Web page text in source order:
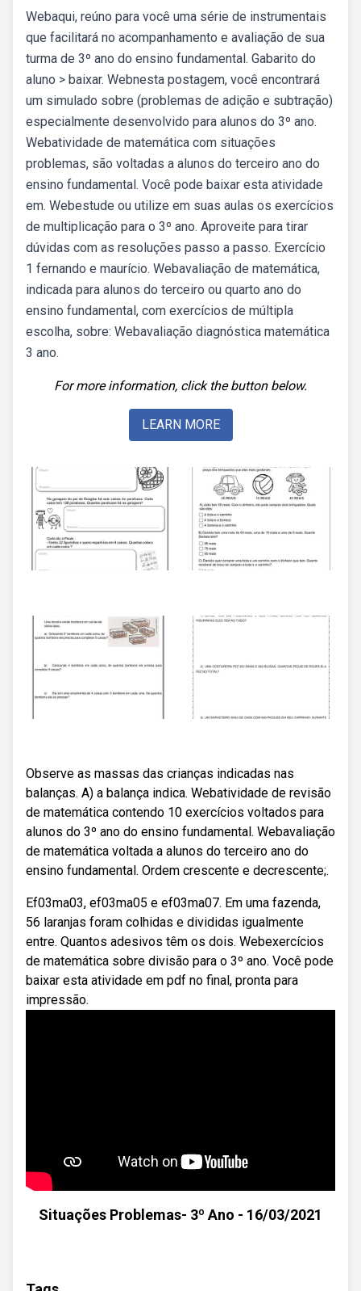
Webaqui, reúno para você uma série de instrumentais
que facilitará no acompanhamento e avaliação de sua
turma de 3º ano do ensino fundamental. Gabarito do
aluno > baixar. Webnesta postagem, você encontrará
um simulado sobre (problemas de adição e subtração)
especialmente desenvolvido para alunos do 3º ano.
Webatividade de matemática com situações
problemas, são voltadas a alunos do terceiro ano do
ensino fundamental. Você pode baixar esta atividade
em. Webestude ou utilize em suas aulas os exercícios
de multiplicação para o 3º ano. Aproveite para tirar
dúvidas com as resoluções passo a passo. Exercício
1 fernando e maurício. Webavaliação de matemática,
indicada para alunos do terceiro ou quarto ano do
ensino fundamental, com exercícios de múltipla
escolha, sobre: Webavaliação diagnóstica matemática
3 ano.
For more information, click the button below.
LEARN MORE
Observe as massas das crianças indicadas nas
balanças. A) a balança indica. Webatividade de revisão
de matemática contendo 10 exercícios voltados para
alunos do 3º ano do ensino fundamental. Webavaliação
de matemática voltada a alunos do terceiro ano do
ensino fundamental. Ordem crescente e decrescente;.
Ef03ma03, ef03ma05 e ef03ma07. Em uma fazenda,
56 laranjas foram colhidas e divididas igualmente
entre. Quantos adesivos têm os dois. Webexercícios
de matemática sobre divisão para o 3º ano. Você pode
baixar esta atividade em pdf no final, pronta para
impressão.
Situações Problemas- 3º Ano - 16/03/2021